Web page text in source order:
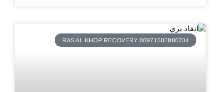
RAS AL KHOP RECOVERY 00971502880234